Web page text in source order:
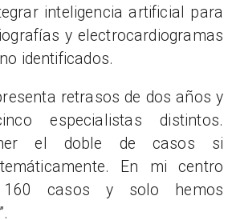
inteligencia artificial para
y electrocardiogramas
identificados.
retrasos de dos años y
especialistas distintos.
el doble de casos si
áticamente. En mi centro
160 casos y solo hemos